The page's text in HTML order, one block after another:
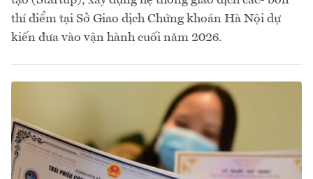
thí điểm tại Sở Giao dịch Chứng khoán Hà Nội dự
kiến đưa vào vận hành cuối năm 2026.